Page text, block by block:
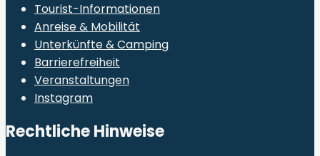
Tourist-Informationen
Anreise & Mobilität
Unterkünfte & Camping
Barrierefreiheit
Veranstaltungen
Instagram
Rechtliche Hinweise